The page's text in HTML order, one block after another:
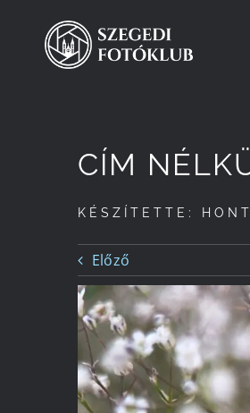
Kihagyás
CÍM
KÉSZÍTETTE:
Előző